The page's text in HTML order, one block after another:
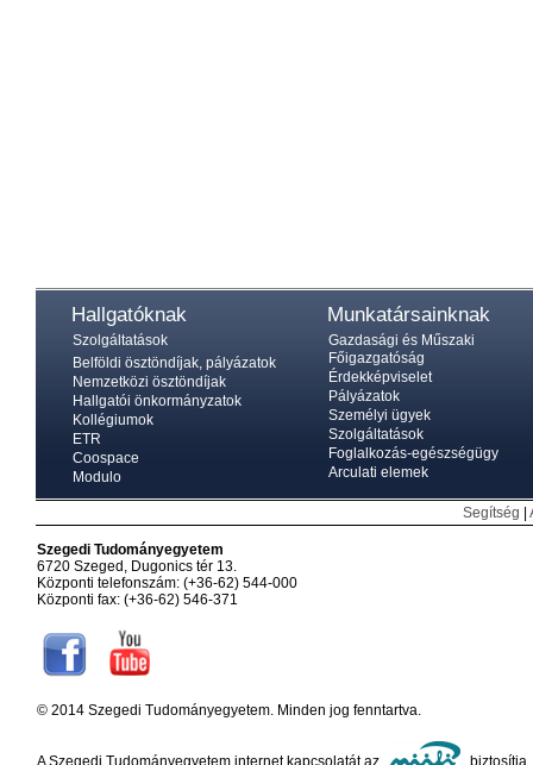
Hallgatóknak
Szolgáltatások
Belföldi ösztöndíjak, pályázatok
Nemzetközi ösztöndíjak
Hallgatói önkormányzatok
Kollégiumok
ETR
Coospace
Modulo
Munkatársainknak
Gazdasági és Műszaki
Főigazgatóság
Érdekképviselet
Pályázatok
Személyi ügyek
Szolgáltatások
Foglalkozás-egészségügy
Arculati elemek
Segítség
Szegedi Tudományegyetem
6720 Szeged, Dugonics tér 13.
Központi telefonszám: (+36-62) 544-000
Központi fax: (+36-62) 546-371
© 2014 Szegedi Tudományegyetem. Minden jog fenntartva.
A Szegedi Tudományegyetem internet kapcsolatát az biztosítja